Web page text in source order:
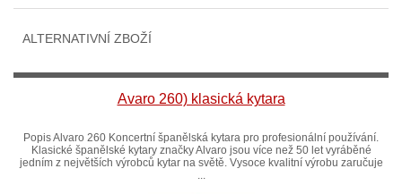
ALTERNATIVNÍ ZBOŽÍ
Avaro 260) klasická kytara
Popis Alvaro 260 Koncertní španělská kytara pro profesionální používání.
Klasické španělské kytary značky Alvaro jsou více než 50 let vyráběné
jedním z největších výrobců kytar na světě. Vysoce kvalitní výrobu zaručuje